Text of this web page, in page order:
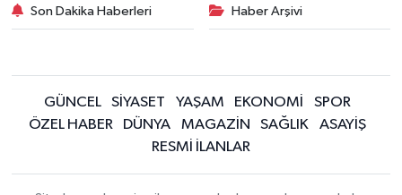
Son Dakika Haberleri Haber Arşivi
GÜNCEL SİYASET YAŞAM EKONOMİ
SPOR
ÖZEL HABER
DÜNYA MAGAZİN SAĞLIK
ASAYİŞ
RESMİ İLANLAR